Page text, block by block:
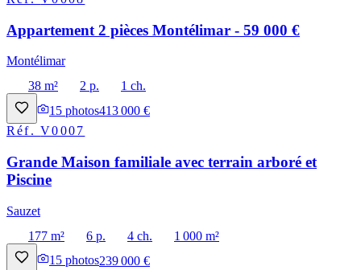
Appartement 2 pièces Montélimar - 59 000 €
Montélimar
38 m²
2 p.
1 ch.
15 photos413 000 €
Réf.V0007
Grande Maison familiale avec terrain arboré et
Piscine
Sauzet
177 m²
6 p. 4 ch.
1 000 m²
15 photos239 000 €